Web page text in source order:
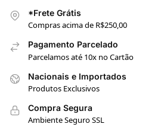
*Frete Grátis
Compras acima de R$250,00
Pagamento Parcelado
Parcelamos até 10x no Cartão
Nacionais e Importados
Produtos Exclusivos
Compra Segura
Ambiente Seguro SSL